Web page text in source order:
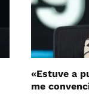
«Estuve a
me